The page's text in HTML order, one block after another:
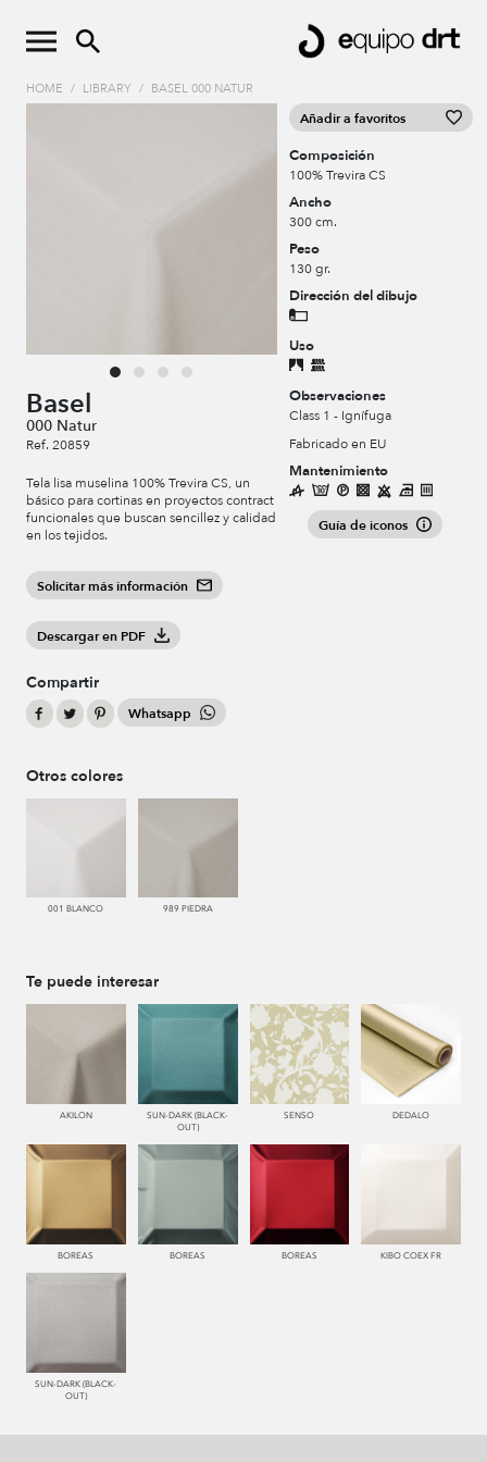
HOME / LIBRARY / BASEL 000 NATUR
Basel
000 Natur
Ref. 20859
Tela lisa muselina 100% Trevira CS, un
básico para cortinas en proyectos contract
funcionales que buscan sencillez y calidad
en los tejidos.
Solicitar más información
Descargar en PDF
Compartir
Whatsapp
Añadir a favoritos
Composición
100% Trevira CS
Ancho
300 cm.
Peso
130 gr.
Dirección del dibujo
Uso
Observaciones
Class 1 - Ignífuga
Fabricado en EU
Mantenimiento
Guía de iconos
Otros colores
001 BLANCO 989 PIEDRA
Te puede interesar
AKILON
SUN-DARK (BLACK-
OUT)
SENSO DEDALO
BOREAS BOREAS BOREAS KIBO COEX FR
SUN-DARK (BLACK-
OUT)